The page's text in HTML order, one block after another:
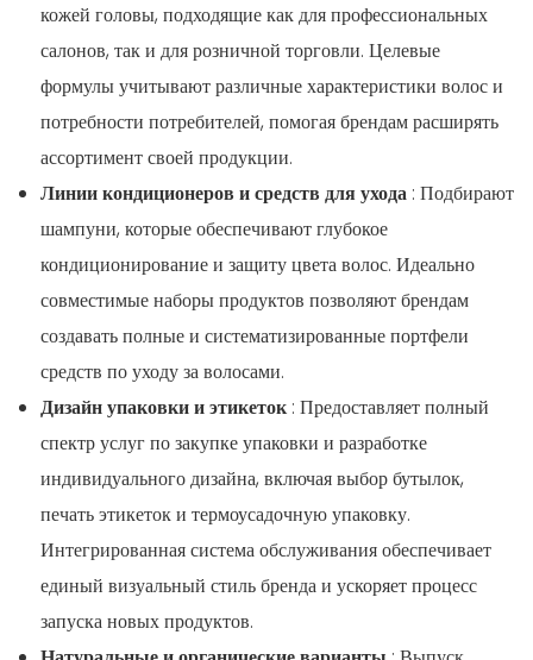
кожей головы, подходящие как для профессиональных
салонов, так и для розничной торговли. Целевые
формулы учитывают различные характеристики волос и
потребности потребителей, помогая брендам расширять
ассортимент своей продукции.
Линии кондиционеров и средств для ухода : Подбирают
шампуни, которые обеспечивают глубокое
кондиционирование и защиту цвета волос. Идеально
совместимые наборы продуктов позволяют брендам
создавать полные и систематизированные портфели
средств по уходу за волосами.
Дизайн упаковки и этикеток : Предоставляет полный
спектр услуг по закупке упаковки и разработке
индивидуального дизайна, включая выбор бутылок,
печать этикеток и термоусадочную упаковку.
Интегрированная система обслуживания обеспечивает
единый визуальный стиль бренда и ускоряет процесс
запуска новых продуктов.